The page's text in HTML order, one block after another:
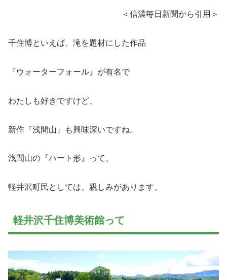
＜信濃毎日新聞から引用＞
千住博といえば、滝を題材にした作品
『ウォーターフォール』が有名で
わたしも好きですけど、
新作『浅間山』も興味深いですね。
浅間山の『ハート形』って、
軽井沢町民としては、親しみがあります。
軽井沢千住博美術館って